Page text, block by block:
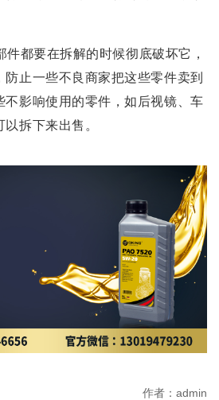
都要在拆解的时候彻底破坏它，
止一些不良商家把这些零件卖到
不影响使用的零件，如后视镜、车
拆下来出售。
作者：admin